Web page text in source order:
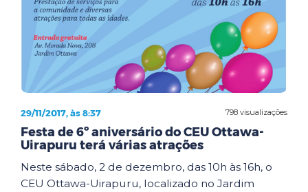
798 visualizações
29/11/2017, às 8:37
Festa de 6º aniversário do CEU Ottawa-
Uirapuru terá várias atrações
Neste sábado, 2 de dezembro, das 10h às 16h, o
CEU Ottawa-Uirapuru, localizado no Jardim